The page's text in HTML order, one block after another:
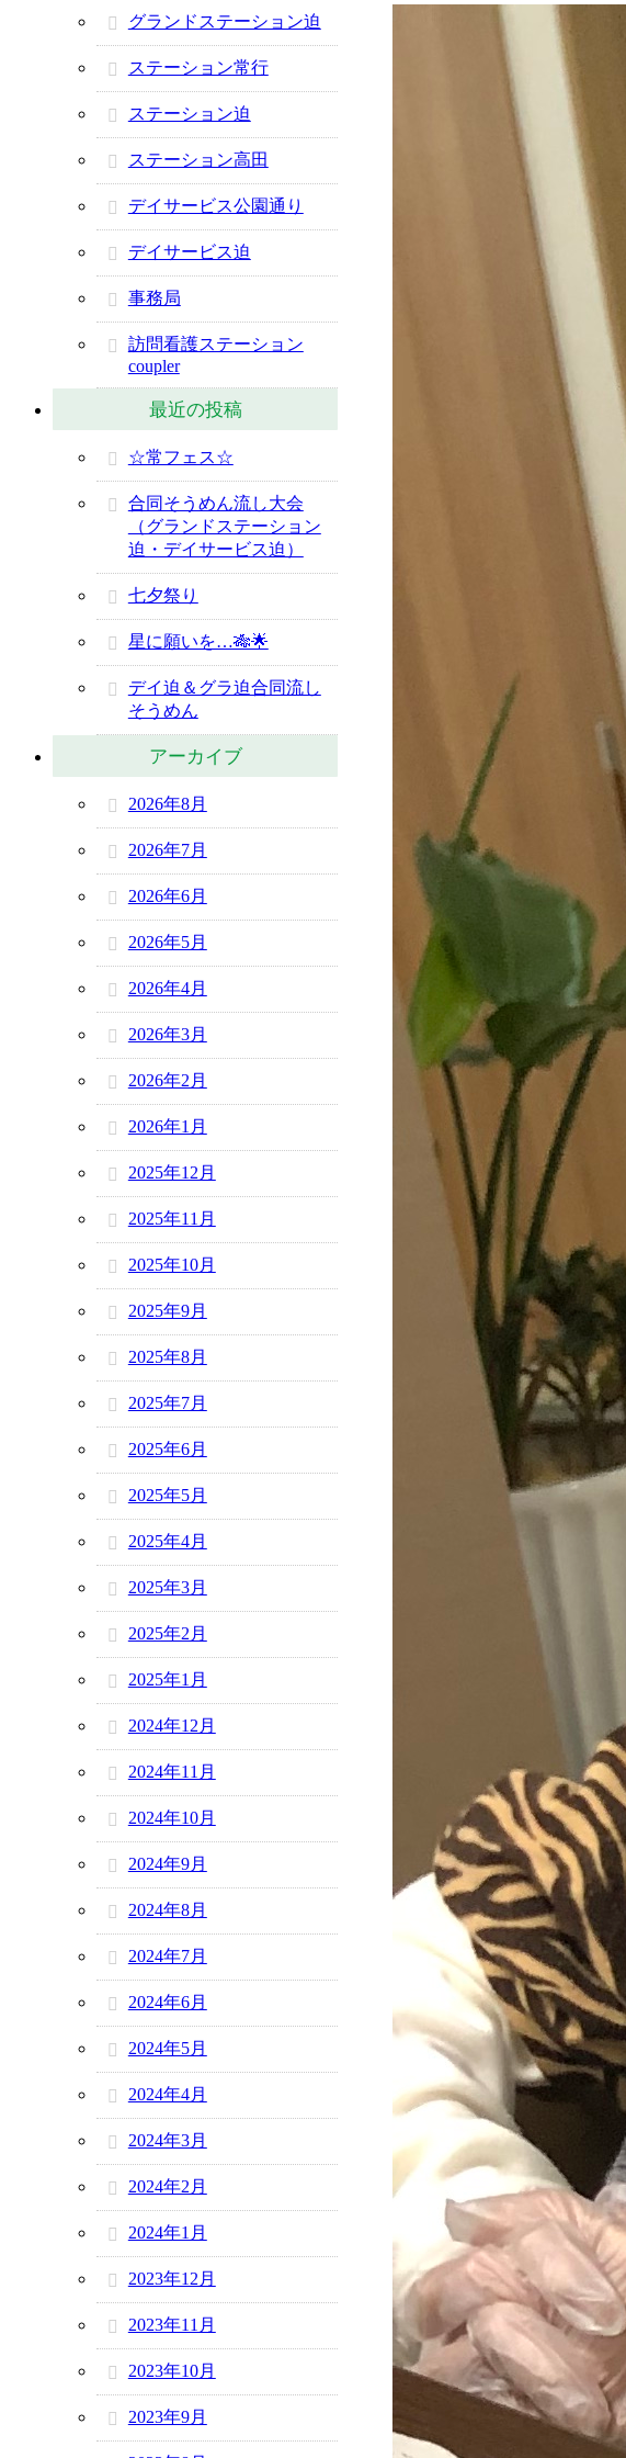
グランドステーション迫
ステーション常行
ステーション迫
ステーション高田
デイサービス公園通り
デイサービス迫
事務局
訪問看護ステーション
coupler
最近の投稿
☆常フェス☆
合同そうめん流し大会
（グランドステーション
迫・デイサービス迫）
七夕祭り
星に願いを…🎋🌟
デイ迫＆グラ迫合同流し
そうめん
アーカイブ
2026年8月
2026年7月
2026年6月
2026年5月
2026年4月
2026年3月
2026年2月
2026年1月
2025年12月
2025年11月
2025年10月
2025年9月
2025年8月
2025年7月
2025年6月
2025年5月
2025年4月
2025年3月
2025年2月
2025年1月
2024年12月
2024年11月
2024年10月
2024年9月
2024年8月
2024年7月
2024年6月
2024年5月
2024年4月
2024年3月
2024年2月
2024年1月
2023年12月
2023年11月
2023年10月
2023年9月